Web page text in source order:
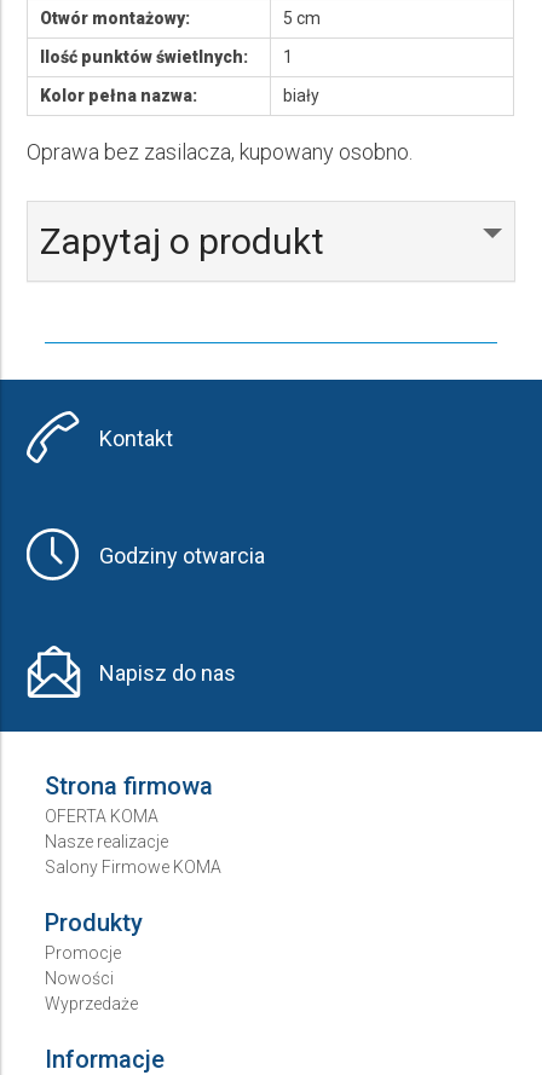
Otwór montażowy:
5 cm
Ilość punktów świetlnych:
1
Kolor pełna nazwa:
biały
Oprawa bez zasilacza, kupowany osobno.
Zapytaj o produkt
Kontakt
Godziny otwarcia
Napisz do nas
Strona firmowa
OFERTA KOMA
Nasze realizacje
Salony Firmowe KOMA
Produkty
Promocje
Nowości
Wyprzedaże
Informacje